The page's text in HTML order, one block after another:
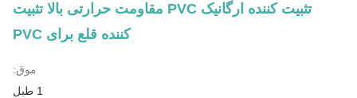
تثبیت کننده ارگانیک PVC مقاومت حرارتی بالا تثبیت
کننده قلع برای PVC
موق:
1 طبل